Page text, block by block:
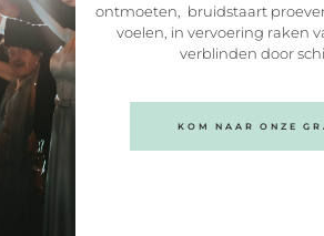
Let's get in touch
We’d love to
from you!
ontmoeten, bruidstaart
voelen, in vervoering raken
verblinden door
KOM NAAR ONZE